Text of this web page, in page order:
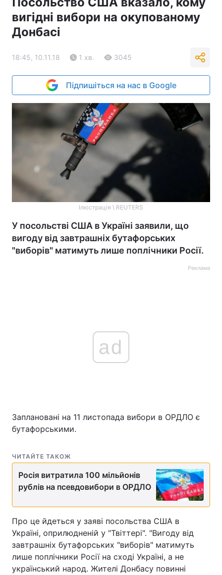
вигідні вибори на окупованому
Донбасі
18:45, 10.11.18 1 хв. 3045
Підпишіться на нас в Google
Ілюстрація \ REUTERS
У посольстві США в Україні заявили, що
вигоду від завтрашніх бутафорських
"виборів" матимуть лише поплічники Росії.
Реклама
ad
Заплановані на 11 листопада вибори в ОРДЛО є
бутафорськими.
ЧИТАЙТЕ ТАКОЖ
Росія витратила 100 мільйонів
рублів на псевдовибори в ОРДЛО
Про це йдеться у заяві посольства США в
Україні, оприлюдненій у "Твіттері". "Вигоду від
завтрашніх бутафорських "виборів" матимуть
лише поплічники Росії на сході Україні, а не
український народ. Жителі Донбасу повинні